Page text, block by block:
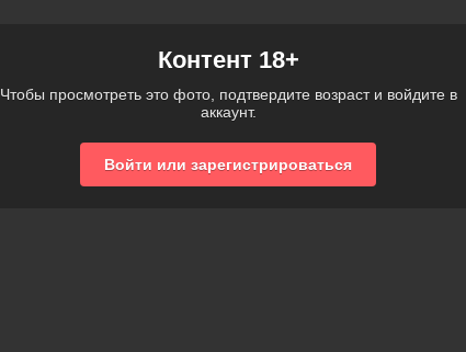
Контент 18+
Чтобы просмотреть это фото, подтвердите возраст и войдите в
аккаунт.
Войти или зарегистрироваться